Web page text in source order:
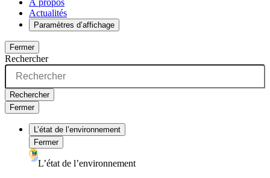
À propos
Actualités
Paramètres d’affichage
Fermer
Rechercher
Rechercher
Fermer
L’état de l’environnement
Fermer
L’état de l’environnement